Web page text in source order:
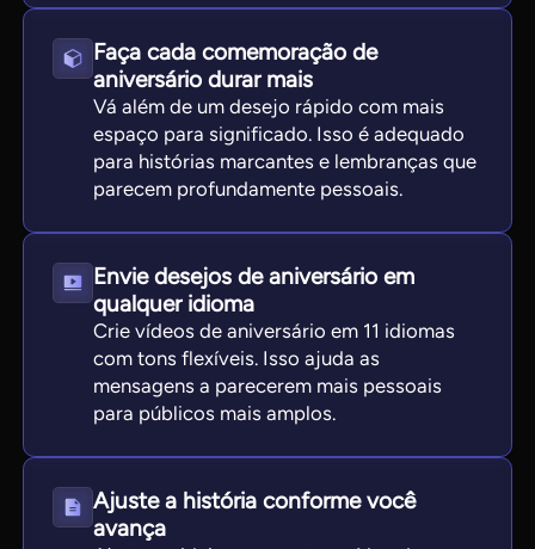
Faça cada comemoração de
aniversário durar mais
Vá além de um desejo rápido com mais
espaço para significado. Isso é adequado
para histórias marcantes e lembranças que
parecem profundamente pessoais.
Envie desejos de aniversário em
qualquer idioma
Crie vídeos de aniversário em 11 idiomas
com tons flexíveis. Isso ajuda as
mensagens a parecerem mais pessoais
para públicos mais amplos.
Ajuste a história conforme você
avança